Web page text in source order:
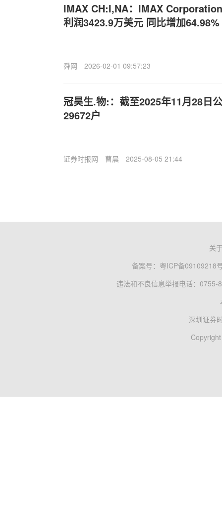
IMAX CH:I,NA：IMAX
利润3423.9万美元 同比增加64.98%
舜网 2026-02-01 09:57:23
冠昊生.物:：截至2025年11月28日
29672户
证券时报网 曹晨 2025-08-05 21:44
关
备案号： 粤ICP备09109218
违法和不良信息举报电话：0755-
深圳证券